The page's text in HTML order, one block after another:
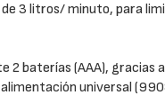
3 litros/ minuto, para
2 baterías (AAA), gracias
universal